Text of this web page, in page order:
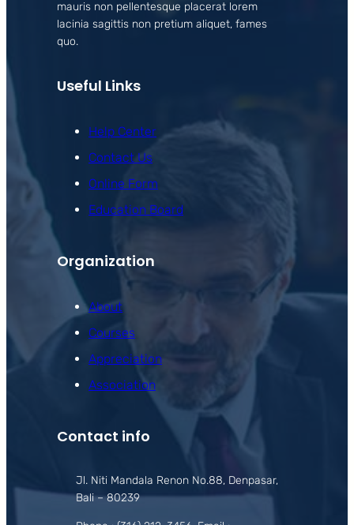
mauris non pellentesque placerat lorem
lacinia sagittis non pretium aliquet, fames
quo.
Useful Links
Help Center
Contact Us
Online Form
Education Board
Organization
About
Courses
Appreciation
Association
Contact info
Jl. Niti Mandala Renon No.88, Denpasar,
Bali – 80239